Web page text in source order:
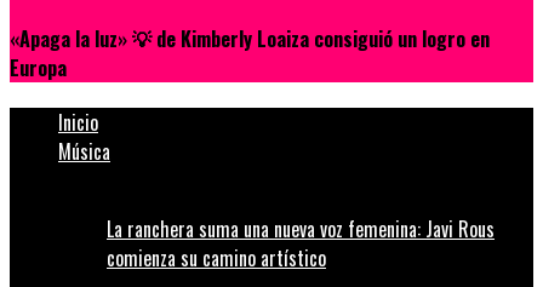
«Apaga la luz» 💡 de Kimberly Loaiza consiguió un logro en
Europa
Inicio
Música
La ranchera suma una nueva voz femenina: Javi Rous
comienza su camino artístico